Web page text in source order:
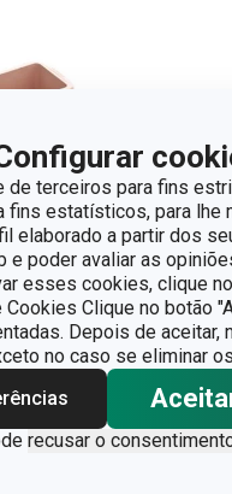
terceiros para fins
fins estatísticos, para
elaborado a partir dos
e poder avaliar as
esses cookies, clique
Clique no botão
Depois de aceitar,
no caso se eliminar
recusar o
pão
Tábua
ONLINE
€